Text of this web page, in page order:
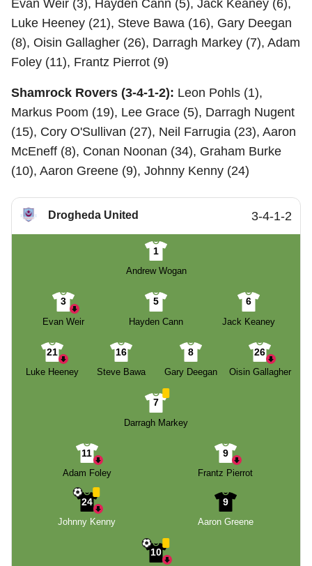
Evan Weir (3), Hayden Cann (5), Jack Keaney (6),
Luke Heeney (21), Steve Bawa (16), Gary Deegan
(8), Oisin Gallagher (26), Darragh Markey (7), Adam
Foley (11), Frantz Pierrot (9)
Shamrock Rovers (3-4-1-2): Leon Pohls (1),
Markus Poom (19), Lee Grace (5), Darragh Nugent
(15), Cory O'Sullivan (27), Neil Farrugia (23), Aaron
McEneff (8), Conan Noonan (34), Graham Burke
(10), Aaron Greene (9), Johnny Kenny (24)
Drogheda United 3-4-1-2
1
Andrew Wogan
3
Evan Weir
5
Hayden Cann
6
Jack Keaney
21
Luke Heeney
16
Steve Bawa
8
Gary Deegan
26
Oisin Gallagher
7
Darragh Markey
11
Adam Foley
9
Frantz Pierrot
24
Johnny Kenny
9
Aaron Greene
10